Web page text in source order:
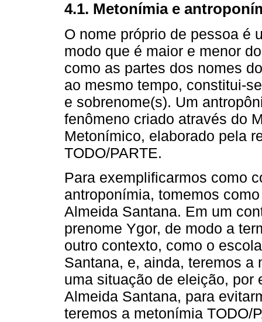
4.1. Metonímia e
O nome próprio de pessoa é
modo que é maior e menor
como as partes dos nomes
ao mesmo tempo, constitui-
e sobrenome(s). Um
fenômeno criado através do
Metonímico, elaborado pela
TODO/PARTE.
Para exemplificarmos como
antroponímia, tomemos
Almeida Santana. Em um
prenome Ygor, de modo a
outro contexto, como o
Santana, e, ainda, teremos a
uma situação de eleição, por
Almeida Santana, para
teremos a metonímia TODO/